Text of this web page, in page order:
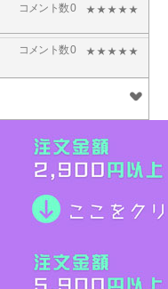
コメント数 0
コメント数 0